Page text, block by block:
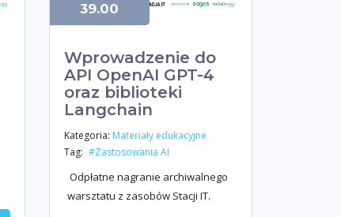
Wprowadzenie do
API OpenAI GPT-4
oraz biblioteki
Langchain
Kategoria: Materiały edukacyjne
Tag: #Zastosowania AI
Odpłatne nagranie archiwalnego
warsztatu z zasobów Stacji IT.
39.00